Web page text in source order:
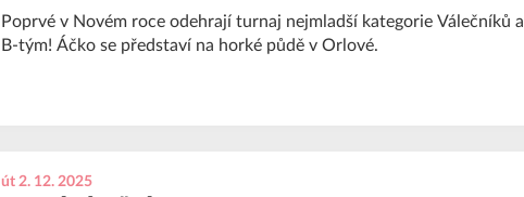
Poprvé v Novém roce odehrají turnaj nejmladší kategorie Válečníků a
B-tým! Áčko se představí na horké půdě v Orlové.
út 2. 12. 2025